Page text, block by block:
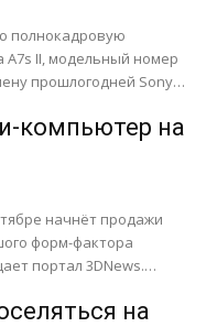
полнокадровую
A7s II, модельный номер
прошлогодней Sony
компьютер на
начнёт продажи
форм-фактора
портал 3DNews.
на